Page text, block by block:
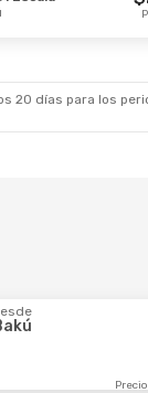
por pasajero
días para los